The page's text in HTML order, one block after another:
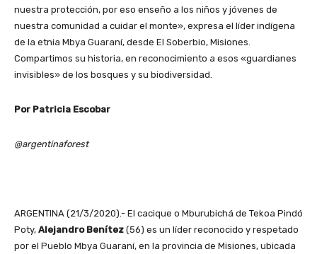
nuestra protección, por eso enseño a los niños y jóvenes de
nuestra comunidad a cuidar el monte», expresa el líder indígena
de la etnia Mbya Guaraní, desde El Soberbio, Misiones.
Compartimos su historia, en reconocimiento a esos «guardianes
invisibles» de los bosques y su biodiversidad.
Por Patricia Escobar
@argentinaforest
ARGENTINA (21/3/2020).- El cacique o Mburubichá de Tekoa Pindó
Poty, Alejandro Benítez (56) es un líder reconocido y respetado
por el Pueblo Mbya Guaraní, en la provincia de Misiones, ubicada